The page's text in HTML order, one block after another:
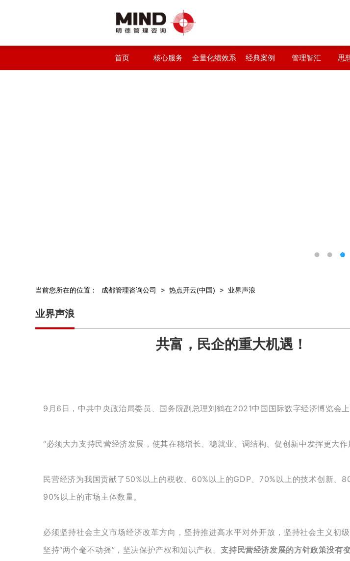
首页 核心服务 全量化绩效系 经典案例 管理智汇 思
当前您所在的位置： 成都管理咨询公司 > 热点开云(中国) > 业界声浪
业界声浪
共富，民企的重大机遇！
9月6日，中共中央政治局委员、国务院副总理刘鹤在2021中国国际数字经济博览会上
“必须大力支持民营经济发展，使其在稳增长、稳就业、调结构、促创新中发挥更大作
民营经济为我国贡献了50%以上的税收、60%以上的GDP、70%以上的技术创新、
90%以上的市场主体数量。
必须坚持社会主义市场经济改革方向，坚持推进高水平对外开放，坚持社会主义初
坚持“两个毫不动摇”，坚决保护产权和知识产权。支持民营经济发展的方针政策没有